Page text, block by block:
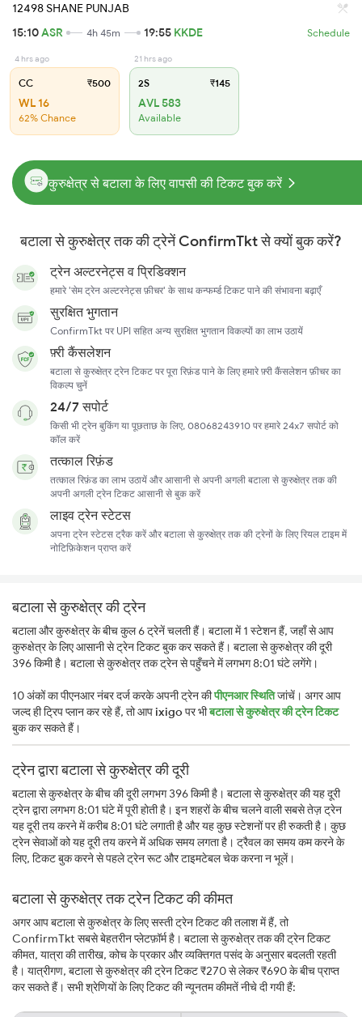
12498 SHANE PUNJAB
15:10ASR 4h 45m 19:55 KKDE Schedule
4 hrs ago
CC ₹500
WL 16
62% Chance
21 hrs ago
2S ₹145
AVL 583
Available
कुरुक्षेत्र से बटाला के लिए वापसी की टिकट बुक करें
बटाला से कुरुक्षेत्र तक की ट्रेनें ConfirmTkt से क्यों बुक करें?
ट्रेन अल्टरनेट्स व प्रिडिक्शन
हमारे 'सेम ट्रेन अल्टरनेट्स फ़ीचर' के साथ कन्फर्म्ड टिकट पाने की संभावना बढ़ाएँ
सुरक्षित भुगतान
ConfirmTkt पर UPI सहित अन्य सुरक्षित भुगतान विकल्पों का लाभ उठायें
फ़्री कैंसलेशन
बटाला से कुरुक्षेत्र ट्रेन टिकट पर पूरा रिफ़ंड पाने के लिए हमारे फ़्री कैंसलेशन फ़ीचर का
विकल्प चुनें
24/7 सपोर्ट
किसी भी ट्रेन बुकिंग या पूछताछ के लिए, 08068243910 पर हमारे 24x7 सपोर्ट को
कॉल करें
तत्काल रिफ़ंड
तत्काल रिफ़ंड का लाभ उठायें और आसानी से अपनी अगली बटाला से कुरुक्षेत्र तक की
अपनी अगली ट्रेन टिकट आसानी से बुक करें
लाइव ट्रेन स्टेटस
अपना ट्रेन स्टेटस ट्रैक करें और बटाला से कुरुक्षेत्र तक की ट्रेनों के लिए रियल टाइम में
नोटिफ़िकेशन प्राप्त करें
बटाला से कुरुक्षेत्र की ट्रेन
बटाला और कुरुक्षेत्र के बीच कुल 6 ट्रेनें चलती हैं। बटाला में 1 स्टेशन हैं, जहाँ से आप
कुरुक्षेत्र के लिए आसानी से ट्रेन टिकट बुक कर सकते हैं। बटाला से कुरुक्षेत्र की दूरी
396 किमी है। बटाला से कुरुक्षेत्र तक ट्रेन से पहुँचने में लगभग 8:01 घंटे लगेंगे।
10 अंकों का पीएनआर नंबर दर्ज करके अपनी ट्रेन कीपीएनआर स्थितिजांचें। अगर आप
जल्द ही ट्रिप प्लान कर रहे हैं, तो आपixigoपर भीबटाला से कुरुक्षेत्र की ट्रेन टिकट
बुक कर सकते हैं।
ट्रेन द्वारा बटाला से कुरुक्षेत्र की दूरी
बटाला से कुरुक्षेत्र के बीच की दूरी लगभग 396 किमी है। बटाला से कुरुक्षेत्र की यह दूरी
ट्रेन द्वारा लगभग 8:01 घंटे में पूरी होती है। इन शहरों के बीच चलने वाली सबसे तेज़ ट्रेन
यह दूरी तय करने में करीब 8:01 घंटे लगाती है और यह कुछ स्टेशनों पर ही रुकती है। कुछ
ट्रेन सेवाओं को यह दूरी तय करने में अधिक समय लगता है। ट्रैवल का समय कम करने के
लिए, टिकट बुक करने से पहले ट्रेन रूट और टाइमटेबल चेक करना न भूलें।
बटाला से कुरुक्षेत्र तक ट्रेन टिकट की कीमत
अगर आप बटाला से कुरुक्षेत्र के लिए सस्ती ट्रेन टिकट की तलाश में हैं, तो
ConfirmTkt सबसे बेहतरीन प्लेटफ़ॉर्म है। बटाला से कुरुक्षेत्र तक की ट्रेन टिकट
कीमत, यात्रा की तारीख, कोच के प्रकार और व्यक्तिगत पसंद के अनुसार बदलती रहती
है। यात्रीगण, बटाला से कुरुक्षेत्र की ट्रेन टिकट ₹270 से लेकर ₹690 के बीच प्राप्त
कर सकते हैं। सभी श्रेणियों के लिए टिकट की न्यूनतम कीमतें नीचे दी गयी हैं: